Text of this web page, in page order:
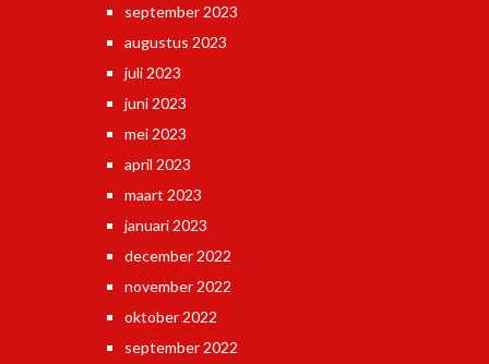
september 2023
augustus 2023
juli 2023
juni 2023
mei 2023
april 2023
maart 2023
januari 2023
december 2022
november 2022
oktober 2022
september 2022